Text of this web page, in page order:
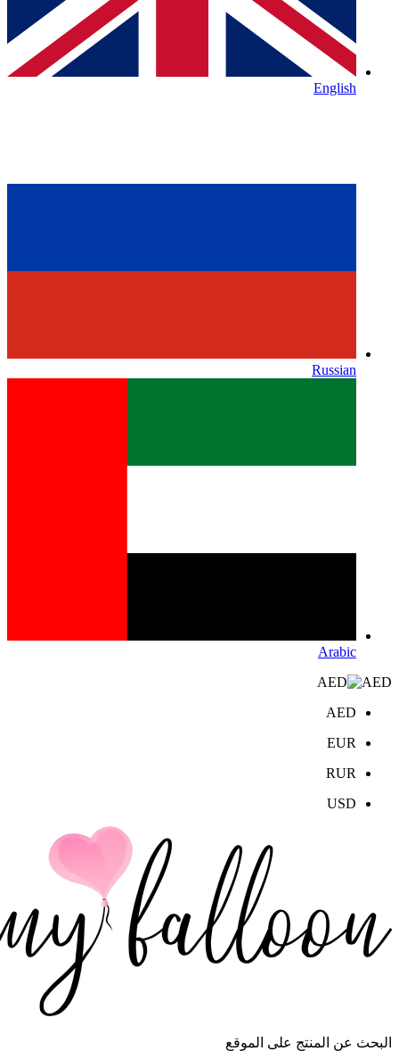
English
Russian
Arabic
AED
AED
EUR
RUR
USD
البحث عن المنتج على الموقع